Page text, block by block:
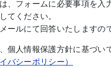
、フォームに必要事項を入
てください。
ールにて回答いたしますの
個人情報保護方針に基づい
バシーポリシー）